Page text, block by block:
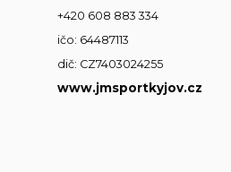
+420 608 883 334
ičo: 64487113
dič: CZ7403024255
www.jmsportkyjov.cz